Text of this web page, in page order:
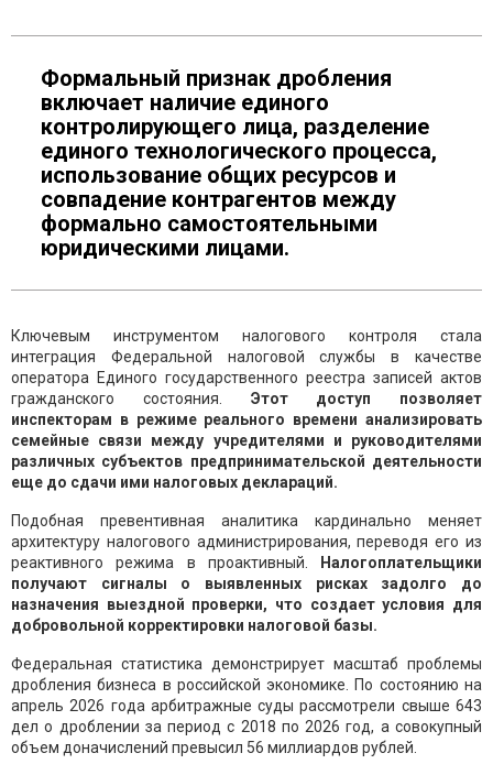
Формальный признак дробления
включает наличие единого
контролирующего лица, разделение
единого технологического процесса,
использование общих ресурсов и
совпадение контрагентов между
формально самостоятельными
юридическими лицами.
Ключевым инструментом налогового контроля стала
интеграция Федеральной налоговой службы в качестве
оператора Единого государственного реестра записей актов
гражданского состояния. Этот доступ позволяет
инспекторам в режиме реального времени анализировать
семейные связи между учредителями и руководителями
различных субъектов предпринимательской деятельности
еще до сдачи ими налоговых деклараций.
Подобная превентивная аналитика кардинально меняет
архитектуру налогового администрирования, переводя его из
реактивного режима в проактивный.
Налогоплательщики
получают сигналы о выявленных рисках задолго до
назначения выездной проверки, что создает условия для
добровольной корректировки налоговой базы.
Федеральная статистика демонстрирует масштаб проблемы
дробления бизнеса в российской экономике. По состоянию на
апрель 2026 года арбитражные суды рассмотрели свыше 643
дел о дроблении за период с 2018 по 2026 год, а совокупный
объем доначислений превысил 56 миллиардов рублей.